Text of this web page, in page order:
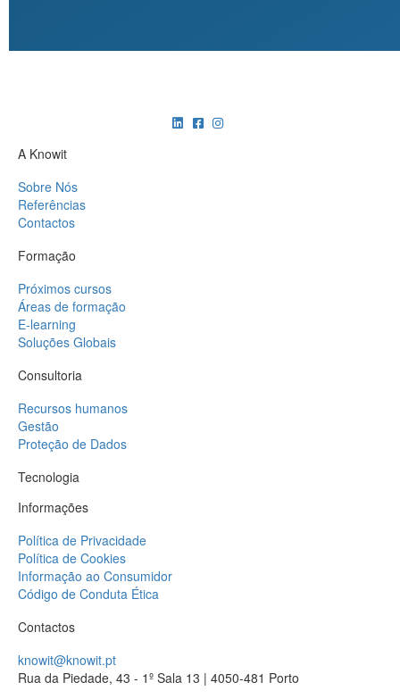
A Knowit
Sobre Nós
Referências
Contactos
Formação
Próximos cursos
Áreas de formação
E-learning
Soluções Globais
Consultoria
Recursos humanos
Gestão
Proteção de Dados
Tecnologia
Informações
Política de Privacidade
Política de Cookies
Informação ao Consumidor
Código de Conduta Ética
Contactos
knowit@knowit.pt
Rua da Piedade, 43 - 1º Sala 13 | 4050-481 Porto